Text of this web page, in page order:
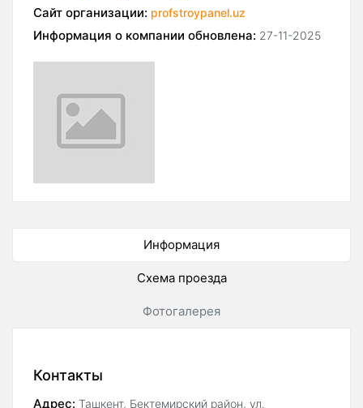
Сайт организации: profstroypanel.uz
Информация о компании обновлена: 27-11-2025
Информация
Схема проезда
Фотогалерея
Контакты
Адрес: Ташкент, Бектемирский район, ул.